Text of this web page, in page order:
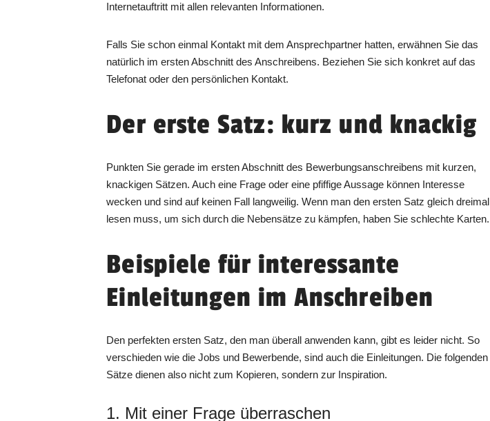
Internetauftritt mit allen relevanten Informationen.
Falls Sie schon einmal Kontakt mit dem Ansprechpartner hatten, erwähnen Sie das
natürlich im ersten Abschnitt des Anschreibens. Beziehen Sie sich konkret auf das
Telefonat oder den persönlichen Kontakt.
Der erste Satz: kurz und knackig
Punkten Sie gerade im ersten Abschnitt des Bewerbungsanschreibens mit kurzen,
knackigen Sätzen. Auch eine Frage oder eine pfiffige Aussage können Interesse
wecken und sind auf keinen Fall langweilig. Wenn man den ersten Satz gleich dreimal
lesen muss, um sich durch die Nebensätze zu kämpfen, haben Sie schlechte Karten.
Beispiele für interessante
Einleitungen im Anschreiben
Den perfekten ersten Satz, den man überall anwenden kann, gibt es leider nicht. So
verschieden wie die Jobs und Bewerbende, sind auch die Einleitungen. Die folgenden
Sätze dienen also nicht zum Kopieren, sondern zur Inspiration.
1. Mit einer Frage überraschen